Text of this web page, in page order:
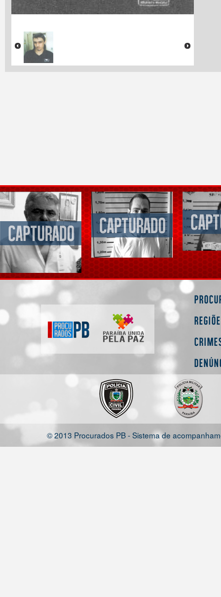
© 2013 Procurados PB - Sistema de